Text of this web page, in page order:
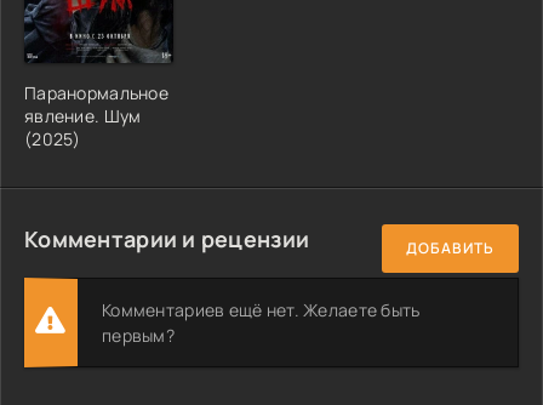
Паранормальное
явление. Шум
(2025)
Комментарии и рецензии ДОБАВИТЬ
Комментариев ещё нет. Желаете быть
первым?